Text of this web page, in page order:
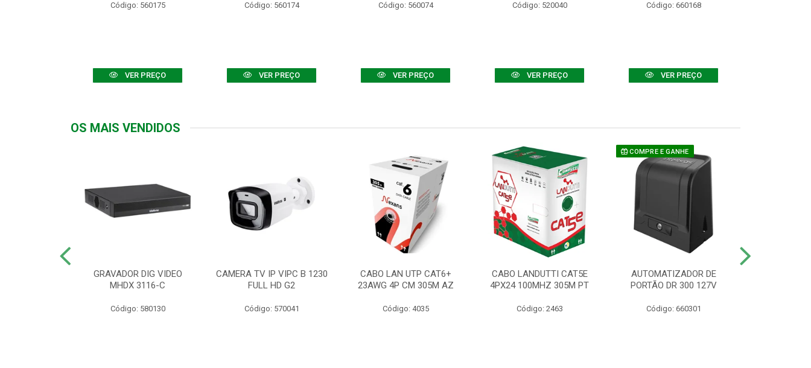
Código: 560175
VER PREÇO
Código: 560174
VER PREÇO
Código: 560074
VER PREÇO
Código: 520040
VER PREÇO
Código: 660168
VER PREÇO
OS MAIS VENDIDOS
GRAVADOR DIG VIDEO
MHDX 3116-C
Código: 580130
CAMERA TV IP VIPC B 1230
FULL HD G2
Código: 570041
CABO LAN UTP CAT6+
23AWG 4P CM 305M AZ
Código: 4035
CABO LANDUTTI CAT5E
4PX24 100MHZ 305M PT
Código: 2463
COMPRE E GANHE
AUTOMATIZADOR DE
PORTÃO DR 300 127V
Código: 660301